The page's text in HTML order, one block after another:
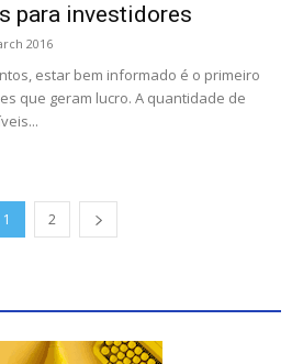
para investidores
2016
estar bem informado é o primeiro
que geram lucro. A quantidade de
1 2